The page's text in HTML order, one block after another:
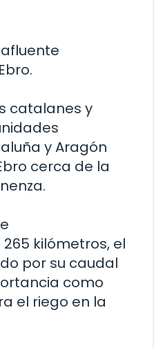
catalanes y
y Aragón
cerca de la
kilómetros, el
por su caudal
como
el riego en la